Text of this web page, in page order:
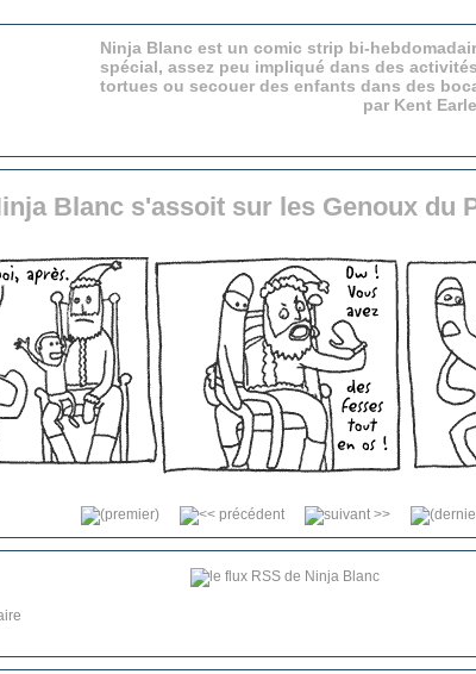
Ninja Blanc est un comic strip bi-
spécial, assez peu impliqué dans des
tortues ou secouer des enfants dans des
par Kent
Blanc s'assoit sur les Genoux du